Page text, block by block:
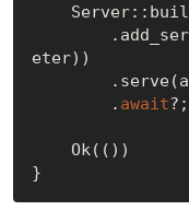
eter))
        .
await?;
Ok(())